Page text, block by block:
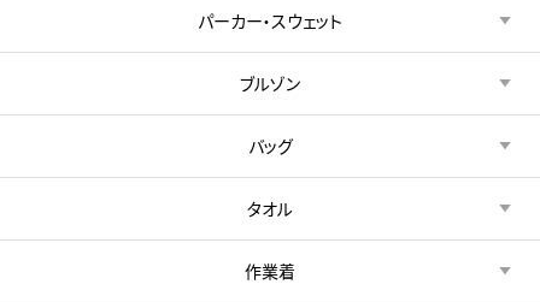
パーカー・スウェット
ブルゾン
バッグ
タオル
作業着